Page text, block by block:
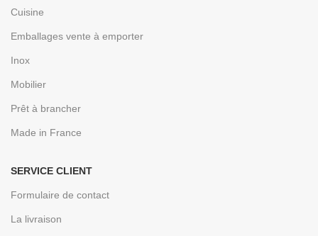
Cuisine
Emballages vente à emporter
Inox
Mobilier
Prêt à brancher
Made in France
SERVICE CLIENT
Formulaire de contact
La livraison